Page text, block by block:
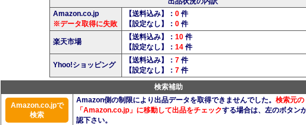
Amazon.co.jp
※データ取得に失敗
【送料込み】： 0 件
【設定なし】： 0 件
楽天市場
【送料込み】： 10 件
【設定なし】： 14 件
Yhoo!ショッピング
【送料込み】： 7 件
【設定なし】： 7 件
検索補助
Amazon.co.jpで
検索
Amazon側の制限により出品データを取得できませんでした。 検索元の
「Amazon.co.jp」に移動して出品をチェックする場合は、左のボタン
認下さい。